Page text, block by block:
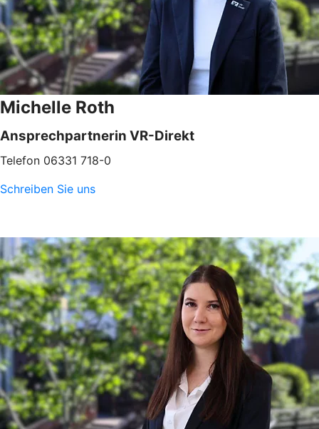
Michelle Roth
Ansprechpartnerin VR-Direkt
Telefon 06331 718-0
Schreiben Sie uns